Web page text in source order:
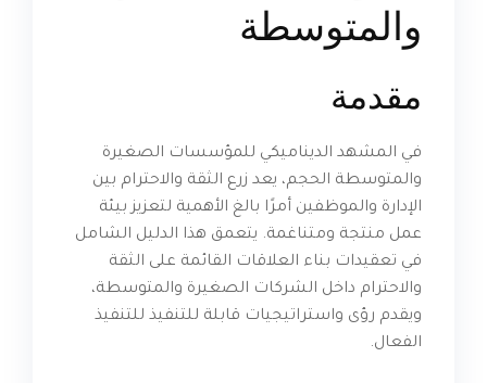
والمتوسطة
مقدمة
في المشهد الديناميكي للمؤسسات الصغيرة
والمتوسطة الحجم، يعد زرع الثقة والاحترام بين
الإدارة والموظفين أمرًا بالغ الأهمية لتعزيز بيئة
عمل منتجة ومتناغمة. يتعمق هذا الدليل الشامل
في تعقيدات بناء العلاقات القائمة على الثقة
والاحترام داخل الشركات الصغيرة والمتوسطة،
ويقدم رؤى واستراتيجيات قابلة للتنفيذ للتنفيذ
الفعال.